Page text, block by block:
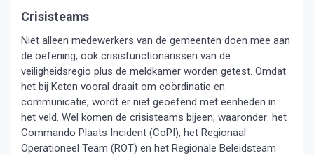
Crisisteams
Niet alleen medewerkers van de gemeenten doen mee aan
de oefening, ook crisisfunctionarissen van de
veiligheidsregio plus de meldkamer worden getest. Omdat
het bij Keten vooral draait om coördinatie en
communicatie, wordt er niet geoefend met eenheden in
het veld. Wel komen de crisisteams bijeen, waaronder: het
Commando Plaats Incident (CoPI), het Regionaal
Operationeel Team (ROT) en het Regionale Beleidsteam